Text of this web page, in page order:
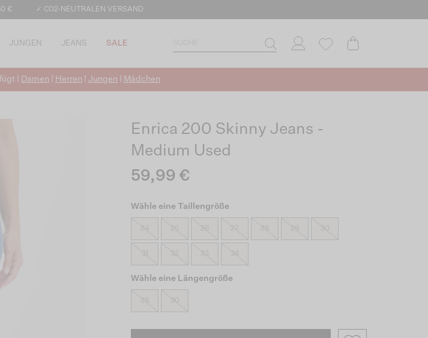
€ ✓ CO2-NEUTRALEN VERSAND
JUNGEN JEANS SALE
| Damen Herren Jungen Mädchen
Enrica 200 Skinny Jeans -
Medium Used
59,99 €
Wähle eine Taillengröße
24 25 26 27 28 29 30
31 32 33 34
Wähle eine Längengröße
28 30